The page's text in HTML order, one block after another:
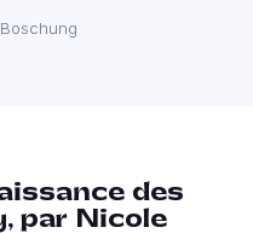
des
par Nicole